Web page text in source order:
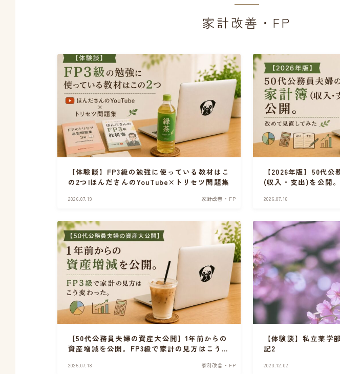
家計改善・FP
【体験談】FP3級の勉強に使っている教材はこ
の2つ|ほんださんのYouTube×トリセツ問題集
2026.07.19 家計改善・FP
【2026年版】50代
(収入・支出)を公開
2026.07.18
【50代公務員夫婦の資産大公開】1年前からの
資産増減を公開。FP3級で家計の見方はこう変
2026.07.18 家計改善・FP
【体験談】私立薬
記2
2023.12.02